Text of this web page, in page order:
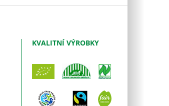
KVALITNÍ VÝROBKY